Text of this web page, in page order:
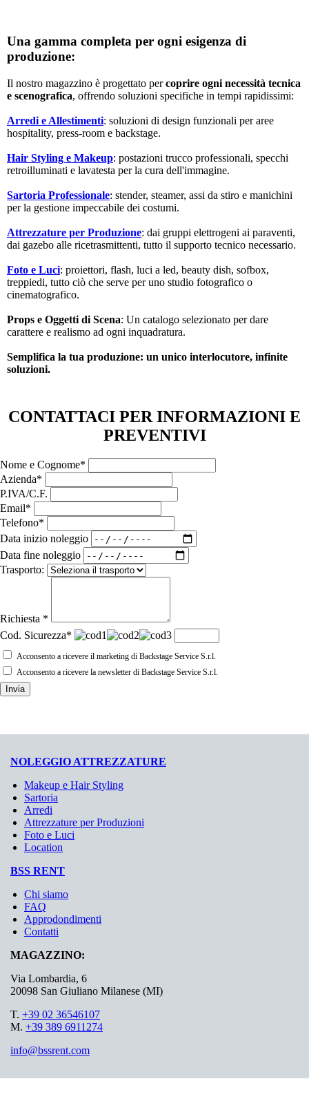
Una gamma completa per ogni esigenza di
produzione:
Il nostro magazzino è progettato percoprire ogni necessità tecnica
e scenografica, offrendo soluzioni specifiche in tempi rapidissimi:
Arredi e Allestimenti: soluzioni di design funzionali per aree
hospitality, press-room e backstage.
Hair Styling e Makeup: postazioni trucco professionali, specchi
retroilluminati e lavatesta per la cura dell'immagine.
Sartoria Professionale: stender, steamer, assi da stiro e manichini
per la gestione impeccabile dei costumi.
Attrezzature per Produzione: dai gruppi elettrogeni ai paraventi,
dai gazebo alle ricetrasmittenti, tutto il supporto tecnico necessario.
Foto e Luci: proiettori, flash, luci a led, beauty dish, sofbox,
treppiedi, tutto ciò che serve per uno studio fotografico o
cinematografico.
Props e Oggetti di Scena: Un catalogo selezionato per dare
carattere e realismo ad ogni inquadratura.
Semplifica la tua produzione: un unico interlocutore, infinite
soluzioni.
CONTATTACI PER INFORMAZIONI E
PREVENTIVI
Nome e Cognome*
Azienda*
P.IVA/C.F.
Email*
Telefono*
Data inizio noleggio
Data fine noleggio
Trasporto:
Richiesta *
Cod. Sicurezza*
Acconsento a ricevere il marketing di Backstage Service S.r.l.
Acconsento a ricevere la newsletter di Backstage Service S.r.l.
Invia
NOLEGGIO ATTREZZATURE
Makeup e Hair Styling
Sartoria
Arredi
Attrezzature per Produzioni
Foto e Luci
Location
BSS RENT
Chi siamo
FAQ
Approdondimenti
Contatti
MAGAZZINO:
Via Lombardia, 6
20098 San Giuliano Milanese (MI)
T. +39 02 36546107
M. +39 389 6911274
info@bssrent.com